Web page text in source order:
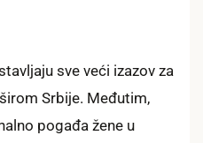
sve veći izazov za
Srbije. Međutim,
pogađa žene u